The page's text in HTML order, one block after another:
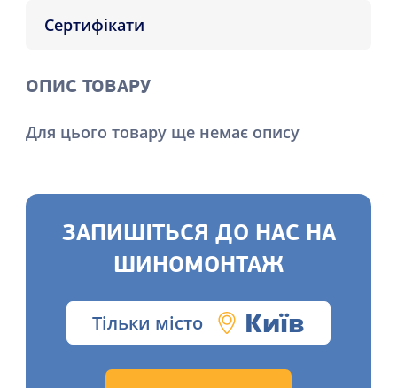
Сертифікати
ОПИС ТОВАРУ
Для цього товару ще немає опису
ЗАПИШІТЬСЯ ДО НАС НА
ШИНОМОНТАЖ
Тільки місто Київ